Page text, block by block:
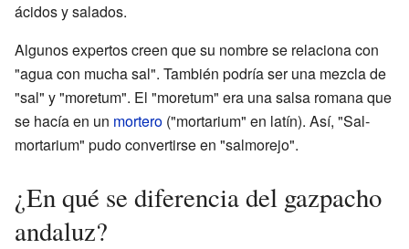
ácidos y salados.
Algunos expertos creen que su nombre se relaciona con
"agua con mucha sal". También podría ser una mezcla de
"sal" y "moretum". El "moretum" era una salsa romana que
se hacía en un mortero ("mortarium" en latín). Así, "Sal-
mortarium" pudo convertirse en "salmorejo".
¿En qué se diferencia del gazpacho
andaluz?